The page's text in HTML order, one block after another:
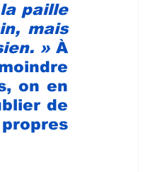
paille
mais
» À
on en
de